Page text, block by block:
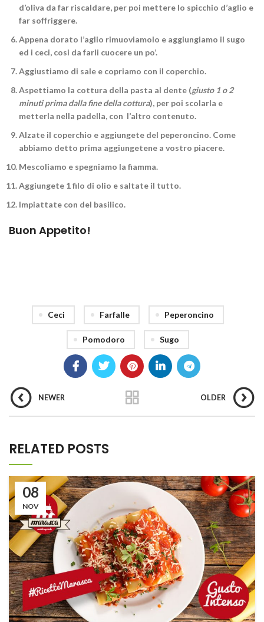
d’oliva da far riscaldare, per poi mettere lo spicchio d’aglio e
far soffriggere.
Appena dorato l’aglio rimuoviamolo e aggiungiamo il sugo
ed i ceci, cosi da farli cuocere un po’.
Aggiustiamo di sale e copriamo con il coperchio.
Aspettiamo la cottura della pasta al dente (giusto 1 o 2
minuti prima dalla fine della cottura), per poi scolarla e
metterla nella padella, con l’altro contenuto.
Alzate il coperchio e aggiungete del peperoncino. Come
abbiamo detto prima aggiungetene a vostro piacere.
Mescoliamo e spegniamo la fiamma.
Aggiungete 1 filo di olio e saltate il tutto.
Impiattate con del basilico.
Buon Appetito!
Ceci Farfalle Peperoncino
Pomodoro Sugo
NEWER OLDER
RELATED POSTS
08
NOV